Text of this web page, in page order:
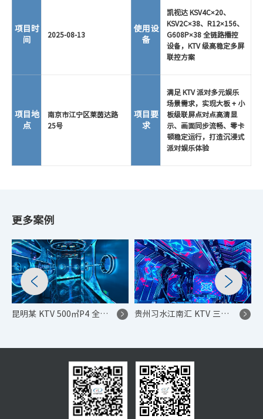
项目时
间
2025-08-13
使用设
备
凯视达 KSV4C×20、
KSV2C×38、R12×156、
G608P×38 全链路播控
设备，KTV 级高稳定多屏
联控方案
项目地
点
南京市江宁区莱茵达路
25号
项目要
求
满足 KTV 派对多元娱乐
场景需求，实现大板 + 小
板级联屏点对点高清显
示、画面同步流畅、零卡
顿稳定运行，打造沉浸式
派对娱乐体验
更多案例
昆明某 KTV 500㎡P4 全链路 LED 显示系统项目 贵州习水江南汇 KTV 三造型屏沉浸式 LED 显示系统项目